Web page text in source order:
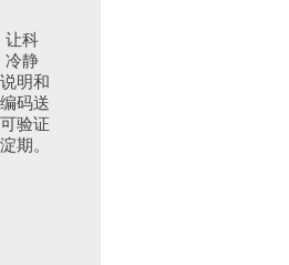
让科
冷静
明和
码送
验证
期。